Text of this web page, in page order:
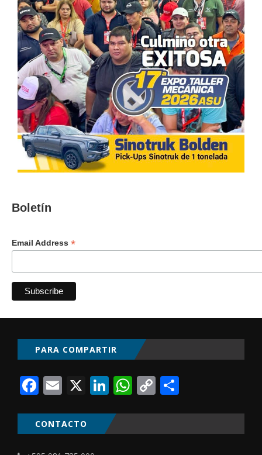
Boletín
Email Address *
PARA COMPARTIR
Facebook
Email
X LinkedIn
WhatsApp
Copy
CONTACTO